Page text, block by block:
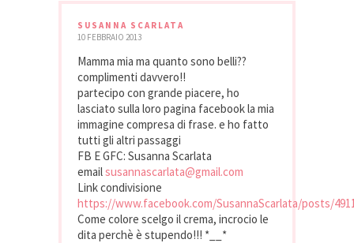
SUSANNA SCARLATA
10 FEBBRAIO 2013
Mamma mia ma quanto sono belli??
complimenti davvero!!
partecipo con grande piacere, ho
lasciato sulla loro pagina facebook la mia
immagine compresa di frase. e ho fatto
tutti gli altri passaggi
FB E GFC: Susanna Scarlata
emailsusannascarlata@gmail.com
Link condivisione
https://www.facebook.com/SusannaScarlata/posts/
Come colore scelgo il crema, incrocio le
dita perchè è stupendo!!! *__*